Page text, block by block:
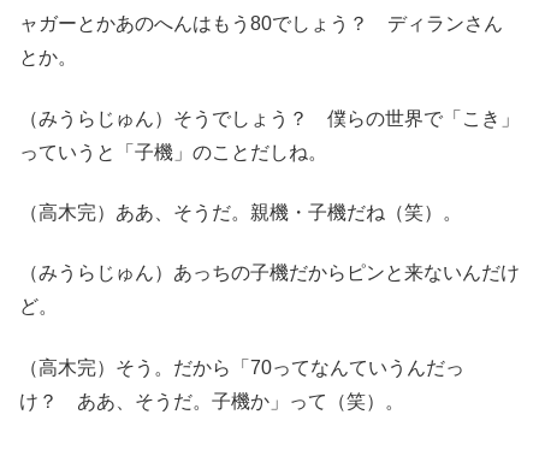
ャガーとかあのへんはもう80でしょう？ ディランさん
とか。
（みうらじゅん）そうでしょう？ 僕らの世界で「こき」
っていうと「子機」のことだしね。
（高木完）ああ、そうだ。親機・子機だね（笑）。
（みうらじゅん）あっちの子機だからピンと来ないんだけ
ど。
（高木完）そう。だから「70ってなんていうんだっ
け？ ああ、そうだ。子機か」って（笑）。